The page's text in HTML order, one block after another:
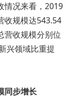
情况来看，2019
收规模达543.54
营收规模分别位
兴领域比重提
同步增长